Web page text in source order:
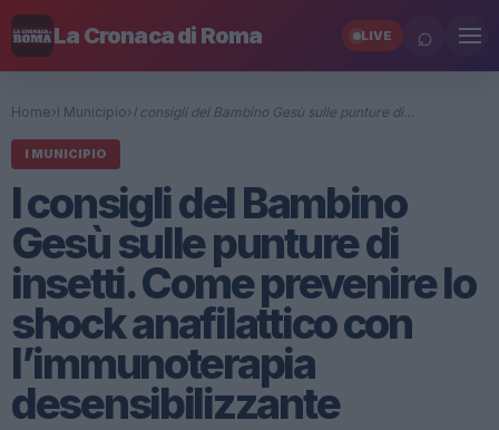
La Cronaca di Roma LIVE ⌕
Home› I Municipio› I consigli del Bambino Gesù sulle punture di…
I MUNICIPIO
I consigli del Bambino
Gesù sulle punture di
insetti. Come prevenire lo
shock anafilattico con
l’immunoterapia
desensibilizzante